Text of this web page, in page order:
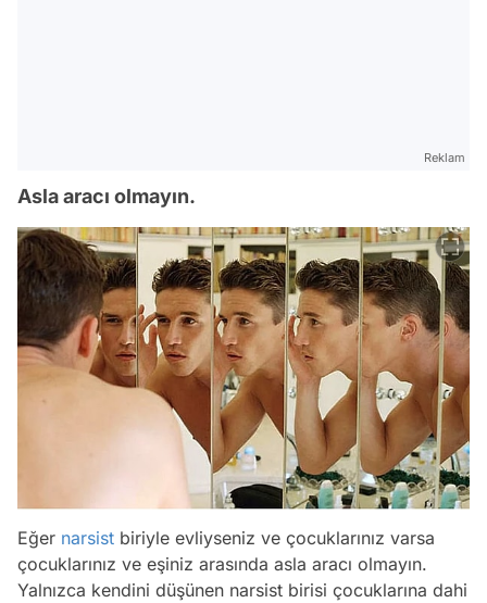
Reklam
Asla aracı olmayın.
Eğer narsist biriyle evliyseniz ve çocuklarınız varsa
çocuklarınız ve eşiniz arasında asla aracı olmayın.
Yalnızca kendini düşünen narsist birisi çocuklarına dahi